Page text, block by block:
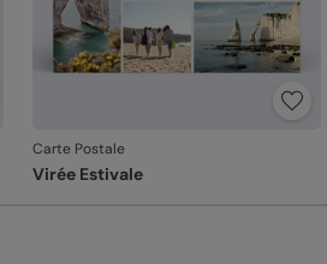
Carte Postale
Virée Estivale